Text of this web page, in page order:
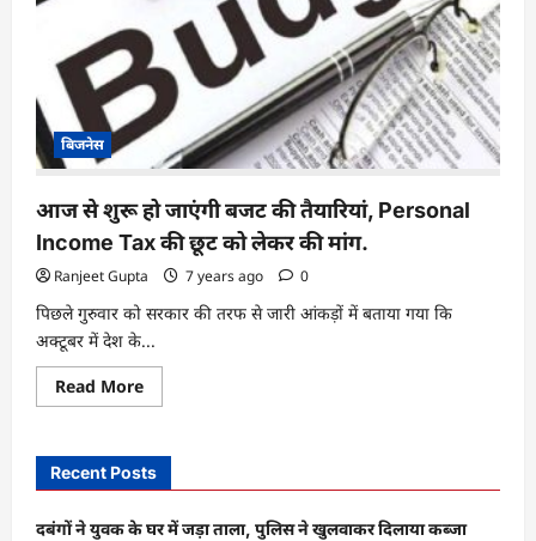
बिजनेस
आज से शुरू हो जाएंगी बजट की तैयारियां, Personal
Income Tax की छूट को लेकर की मांग.
Ranjeet Gupta 7 years ago 0
पिछले गुरुवार को सरकार की तरफ से जारी आंकड़ों में बताया गया कि
अक्टूबर में देश के...
Read MoreRead
more
से
शुरू
हो
बजट
की
Recent Posts
दबंगों ने युवक के घर में जड़ा ताला, पुलिस ने खुलवाकर दिलाया कब्जा